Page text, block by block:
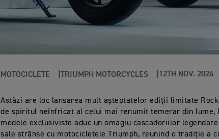
MOTOCICLETE TRIUMPH MOTORCYCLES 12TH NOV. 2024
Astăzi are loc lansarea mult așteptatelor ediții limitate
de spiritul neînfricat al celui mai renumit temerar din lume,
modele exclusiviste aduc un omagiu cascadoriilor
sale strânse cu motocicletele Triumph, reunind o tradiție a